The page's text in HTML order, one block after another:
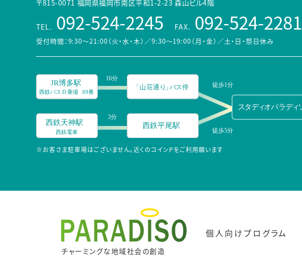
〒815-0071 福岡県福岡市南区平和1-2-23 森山ビル4階
TEL. 092-524-2245 FAX. 092-524-2281
受付時間：9:30～21:00（火・水・木）／9:30～19:00（月・金） ／土・日・祭日休み
※お客さま駐車場はございません。近くのコインPをご利用願います
チャーミングな地域社会の創造
個人向けプログラム